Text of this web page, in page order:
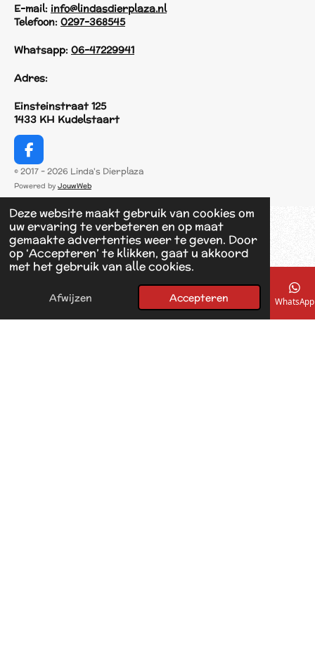
Deze website maakt gebruik van cookies om
uw ervaring te verbeteren en op maat
gemaakte advertenties weer te geven. Door
op ‘Accepteren’ te klikken, gaat u akkoord
met het gebruik van alle cookies.
Afwijzen Accepteren
E-mail: info@lindasdierplaza.nl
Telefoon: 0297-368545
Whatsapp: 06-47229941
Adres:
Einsteinstraat 125
1433 KH Kudelstaart
F
a
c
e
b
o
o
k
© 2017 - 2026 Linda's Dierplaza
Powered by JouwWeb
E-mailadres Telefoonnummer Kaart Facebook WhatsApp